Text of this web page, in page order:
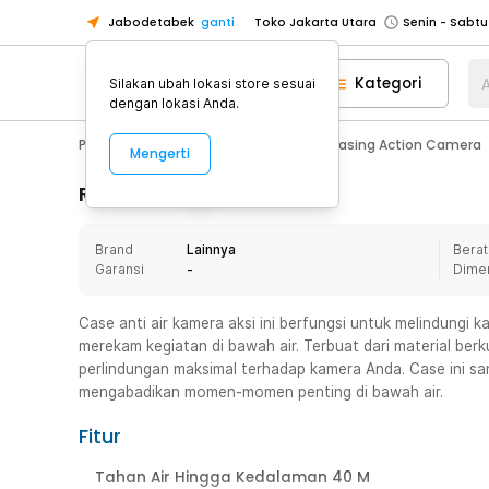
Jabodetabek ganti Toko Jakarta Utara
Toko Tangerang
Toko Cikupa
Pick n Go Jakarta Barat
Senin -
Pick n Go Bekasi
Senin - Jumat
Senin - Jumat
Senin -
Senin -
Toko Tangerang
Toko Cikupa
Pick n Go Jakarta Barat
Senin -
Senin - Jumat
Kategori
Photography Action Camera Casing Action Camera
Rincian Produk
Brand
Lainnya
Garansi
-
Case anti air kamera aksi ini berfungsi untuk melindungi
merekam kegiatan di bawah air. Terbuat dari material
perlindungan maksimal terhadap kamera Anda. Case ini
mengabadikan momen-momen penting di bawah air.
Fitur
Tahan Air Hingga Kedalaman 40 M
Silakan ubah lokasi store sesuai
dengan lokasi Anda.
Mengerti